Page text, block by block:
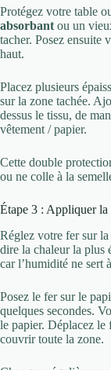
Protégez votre table
absorbant ou un
tacher. Posez ensuite
haut.
Placez plusieurs
sur la zone tachée.
dessus le tissu, de
vêtement / papier.
Cette double
ou ne colle à la
Étape 3 : Appliquer la
Réglez votre fer sur
dire la chaleur la plus
car l’humidité ne sert
Posez le fer sur le
quelques secondes.
le papier. Déplacez le
couvrir toute la zone.